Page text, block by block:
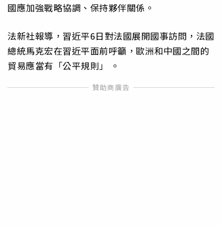
國應加強戰略協調、保持夥伴關係。
法新社報導，習近平6日對法國展開國事訪問，法國
總統馬克宏在習近平面前呼籲，歐洲和中國之間的
貿易應當有「公平規則」 。